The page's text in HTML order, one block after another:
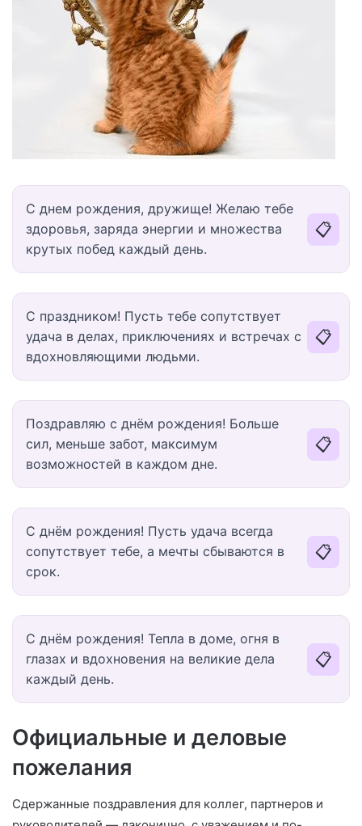
С днем рождения, дружище! Желаю тебе
здоровья, заряда энергии и множества
крутых побед каждый день.
📋
С праздником! Пусть тебе сопутствует
удача в делах, приключениях и встречах с
вдохновляющими людьми.
📋
Поздравляю с днём рождения! Больше
сил, меньше забот, максимум
возможностей в каждом дне.
📋
С днём рождения! Пусть удача всегда
сопутствует тебе, а мечты сбываются в
срок.
📋
С днём рождения! Тепла в доме, огня в
глазах и вдохновения на великие дела
каждый день.
📋
Официальные и деловые
пожелания
Сдержанные поздравления для коллег, партнеров и